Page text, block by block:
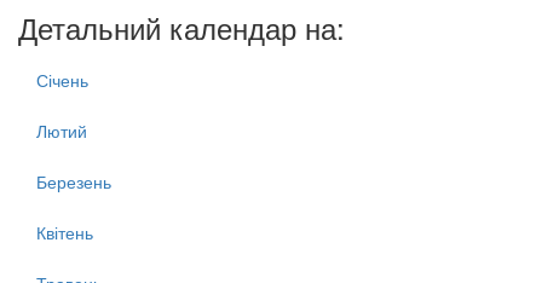
Детальний календар на:
Січень
Лютий
Березень
Квітень